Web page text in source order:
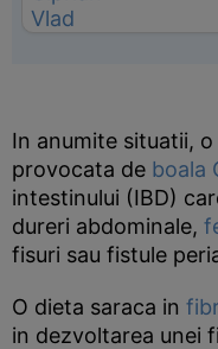
In anumite situatii,
provocata de boala
intestinului (IBD)
dureri abdominale,
fisuri sau fistule
O dieta saraca in
in dezvoltarea unei